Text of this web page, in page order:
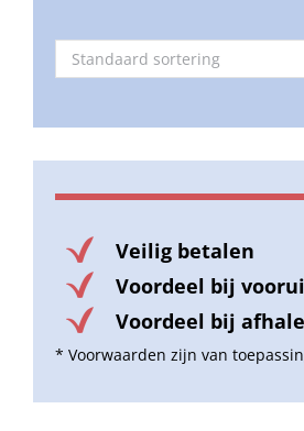
Veilig betalen
Voordeel bij
Voordeel bij
* Voorwaarden zijn van